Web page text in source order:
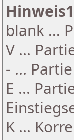
Hinweis1
blank ...
V ...
- ...
E ...
K ...